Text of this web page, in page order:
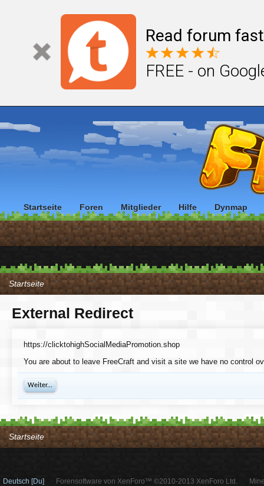
Read forum
FREE - on
Startseite
External Redirect
https://clicktohighSocialMediaPromotion.shop
You are about to leave FreeCraft and visit a site we have no control
Weiter...
Startseite
Startseite Foren Mitglieder Hilfe Dynmap
Deutsch [Du]
Forensoftware von XenForo™ ©2010-2013 XenForo Ltd.